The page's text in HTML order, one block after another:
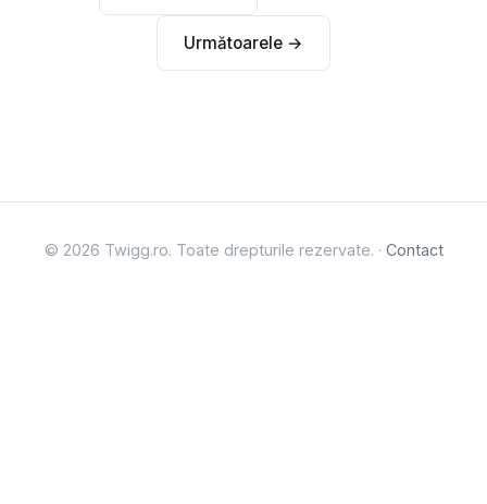
Următoarele →
© 2026 Twigg.ro. Toate drepturile rezervate. · Contact